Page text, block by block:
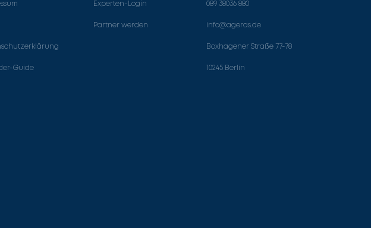
Guide
Experten-Login
Partner werden
089 38036 880
info@ageras.de
Boxhagener Straße 77-78
10245 Berlin